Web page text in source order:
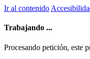
Ir al contenido
Trabajando ...
Procesando petición, este